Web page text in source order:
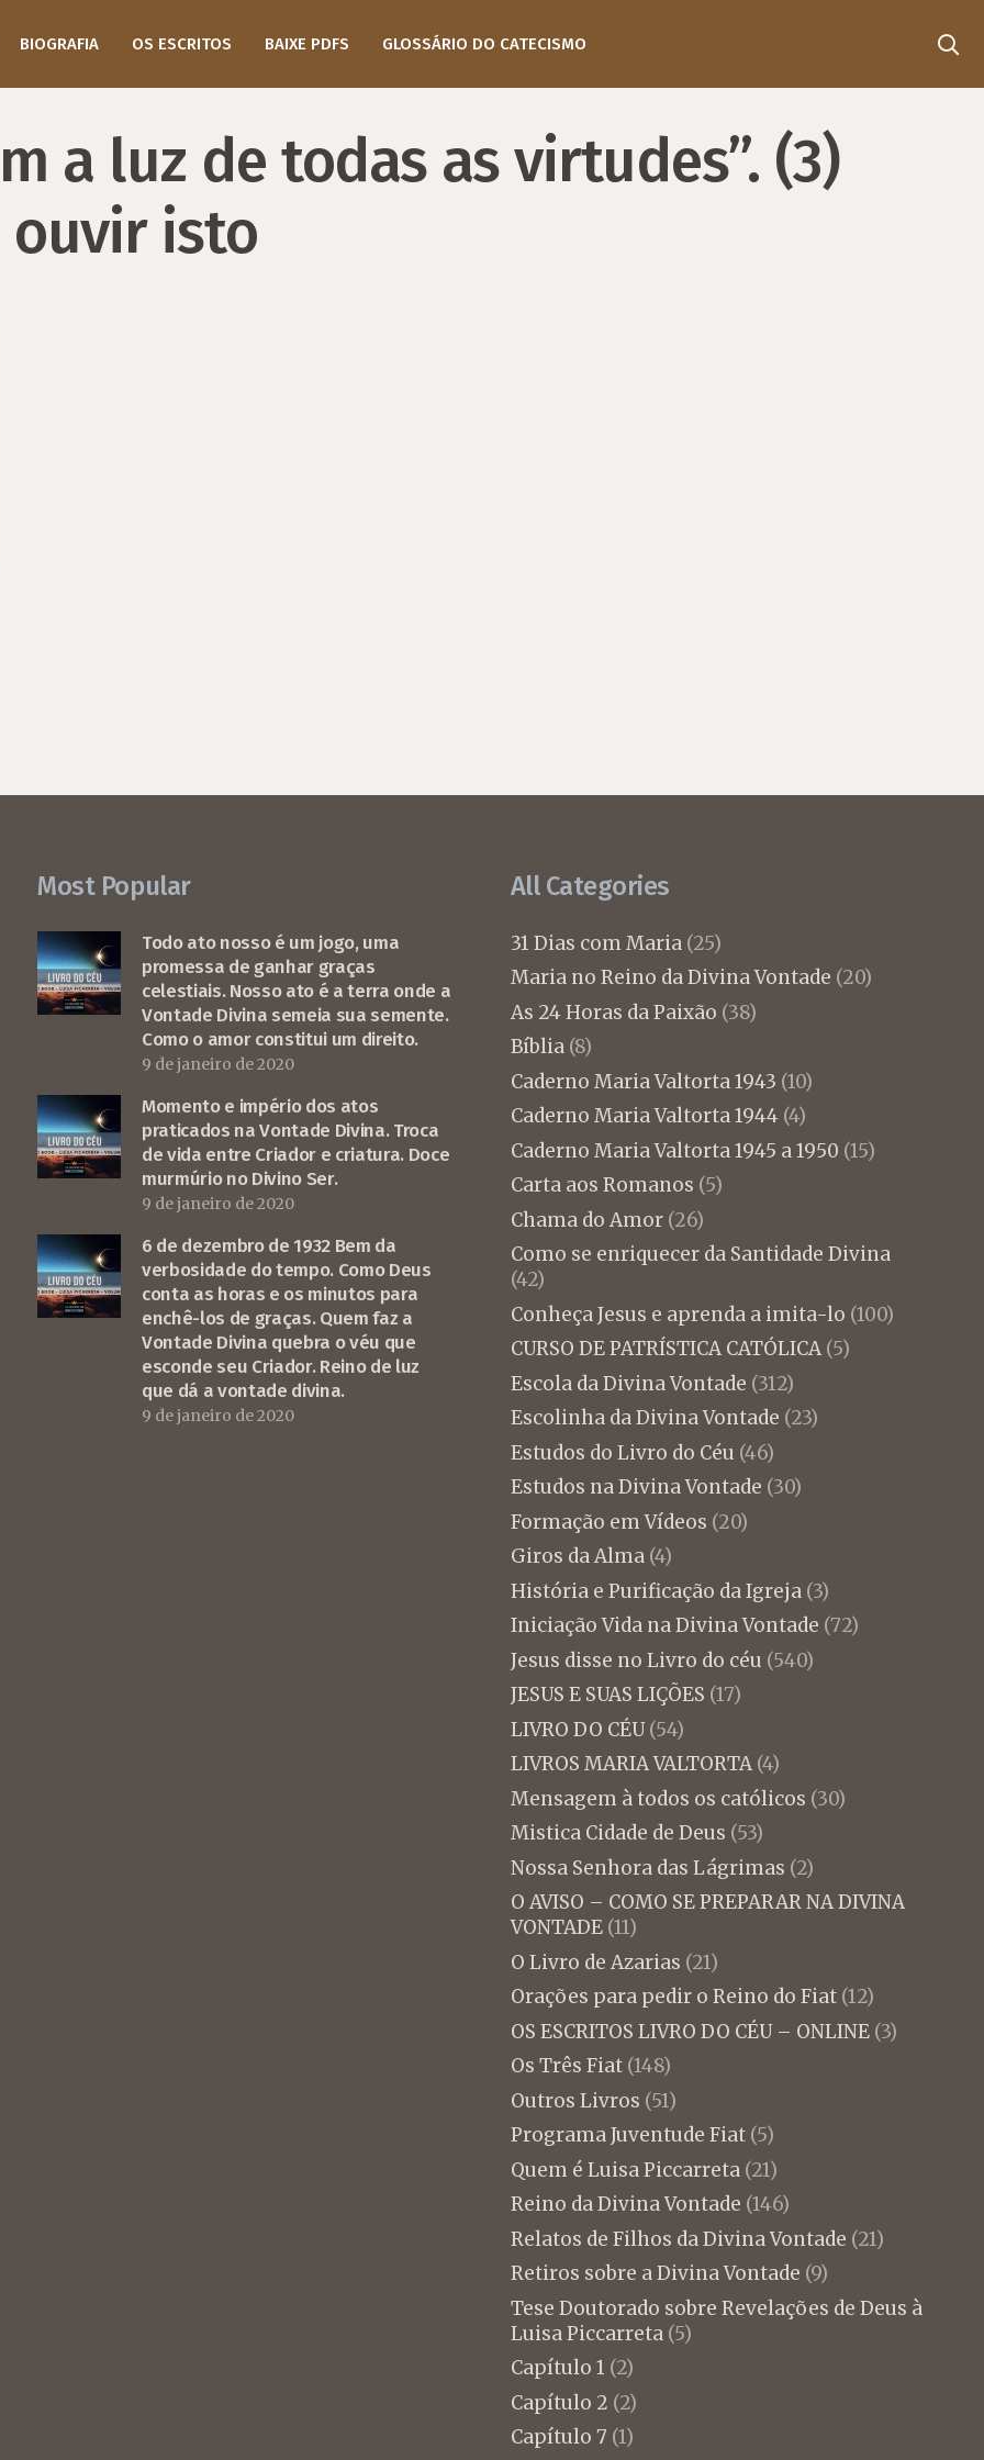
BIOGRAFIA OS ESCRITOS BAIXE PDFS GLOSSÁRIO DO CATECISMO
a luz de todas as virtudes”. (3)
ouvir isto
Most Popular
Todo ato nosso é um jogo, uma
promessa de ganhar graças
celestiais. Nosso ato é a terra onde a
Vontade Divina semeia sua semente.
Como o amor constitui um direito.
9 de janeiro de 2020
Momento e império dos atos
praticados na Vontade Divina. Troca
de vida entre Criador e criatura. Doce
murmúrio no Divino Ser.
9 de janeiro de 2020
6 de dezembro de 1932 Bem da
verbosidade do tempo. Como Deus
conta as horas e os minutos para
enchê-los de graças. Quem faz a
Vontade Divina quebra o véu que
esconde seu Criador. Reino de luz
que dá a vontade divina.
9 de janeiro de 2020
All Categories
31 Dias com Maria(25)
Maria no Reino da Divina Vontade (20)
As 24 Horas da Paixão (38)
Bíblia(8)
Caderno Maria Valtorta 1943 (10)
Caderno Maria Valtorta 1944(4)
Caderno Maria Valtorta 1945 a 1950 (15)
Carta aos Romanos (5)
Chama do Amor(26)
Como se enriquecer da Santidade Divina
(42)
Conheça Jesus e aprenda a imita-lo (100)
CURSO DE PATRÍSTICA CATÓLICA(5)
Escola da Divina Vontade (312)
Escolinha da Divina Vontade (23)
Estudos do Livro do Céu (46)
Estudos na Divina Vontade (30)
Formação em Vídeos (20)
Giros da Alma(4)
História e Purificação da Igreja(3)
Iniciação Vida na Divina Vontade (72)
Jesus disse no Livro do céu (540)
JESUS E SUAS LIÇÕES (17)
LIVRO DO CÉU(54)
LIVROS MARIA VALTORTA(4)
Mensagem à todos os católicos (30)
Mistica Cidade de Deus (53)
Nossa Senhora das Lágrimas (2)
O AVISO – COMO SE PREPARAR NA DIVINA
VONTADE(11)
O Livro de Azarias (21)
Orações para pedir o Reino do Fiat(12)
OS ESCRITOS LIVRO DO CÉU – ONLINE(3)
Os Três Fiat(148)
Outros Livros (51)
Programa Juventude Fiat(5)
Quem é Luisa Piccarreta(21)
Reino da Divina Vontade (146)
Relatos de Filhos da Divina Vontade (21)
Retiros sobre a Divina Vontade (9)
Tese Doutorado sobre Revelações de Deus à
Luisa Piccarreta(5)
Capítulo 1 (2)
Capítulo 2 (2)
Capítulo 7 (1)